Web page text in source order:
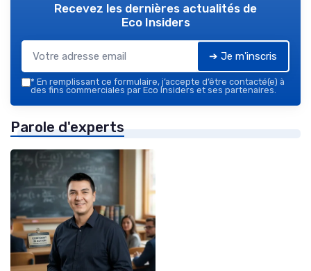
Recevez les dernières actualités de
Eco Insiders
➔ Je m'inscris
* En remplissant ce formulaire, j’accepte d’être contacté(e) à
des fins commerciales par Eco Insiders et ses partenaires.
Parole d'experts